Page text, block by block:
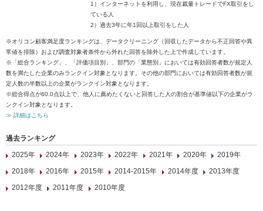
1）インターネットを利用し、現在裁量トレードでFX取引をし
ている人
2）過去3年に年1回以上取引をした人
※オリコン顧客満足度ランキングは、データクリーニング（回収したデータから不正回答や異
常値を排除）および調査対象者条件から外れた回答を除外した上で作成しています。
※「総合ランキング」、「評価項目別」、部門の「業態別」においては有効回答者数が規定人
数を満たした企業のみランクイン対象となります。その他の部門においては有効回答者数が規
定人数の半数以上の企業がランクイン対象となります。
※総合得点が60.0点以上で、他人に薦めたくないと回答した人の割合が基準値以下の企業がラ
ンクイン対象となります。
≫ 詳細はこちら
過去ランキング
2025年
2024年 2023年 2022年 2021年 2020年
2019年
2018年
2016年 2015年 2014-2015年 2014年度
2013年度
2012年度
2011年度 2010年度